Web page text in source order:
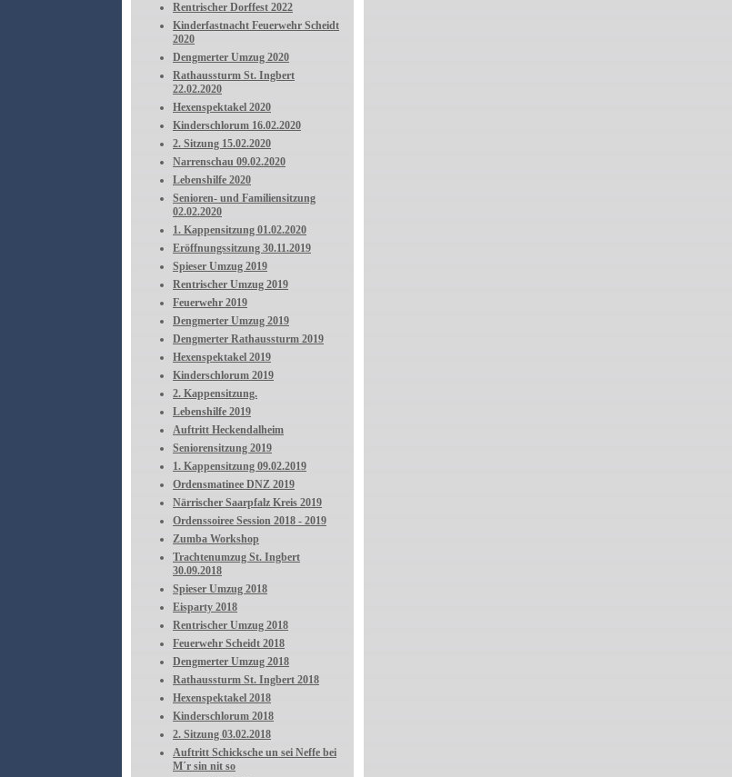
Rentrischer Dorffest 2022
Kinderfastnacht Feuerwehr Scheidt
2020
Dengmerter Umzug 2020
Rathaussturm St. Ingbert
22.02.2020
Hexenspektakel 2020
Kinderschlorum 16.02.2020
2. Sitzung 15.02.2020
Narrenschau 09.02.2020
Lebenshilfe 2020
Senioren- und Familiensitzung
02.02.2020
1. Kappensitzung 01.02.2020
Eröffnungssitzung 30.11.2019
Spieser Umzug 2019
Rentrischer Umzug 2019
Feuerwehr 2019
Dengmerter Umzug 2019
Dengmerter Rathaussturm 2019
Hexenspektakel 2019
Kinderschlorum 2019
2. Kappensitzung.
Lebenshilfe 2019
Auftritt Heckendalheim
Seniorensitzung 2019
1. Kappensitzung 09.02.2019
Ordensmatinee DNZ 2019
Närrischer Saarpfalz Kreis 2019
Ordenssoiree Session 2018 - 2019
Zumba Workshop
Trachtenumzug St. Ingbert
30.09.2018
Spieser Umzug 2018
Eisparty 2018
Rentrischer Umzug 2018
Feuerwehr Scheidt 2018
Dengmerter Umzug 2018
Rathaussturm St. Ingbert 2018
Hexenspektakel 2018
Kinderschlorum 2018
2. Sitzung 03.02.2018
Auftritt Schicksche un sei Neffe bei
M´r sin nit so